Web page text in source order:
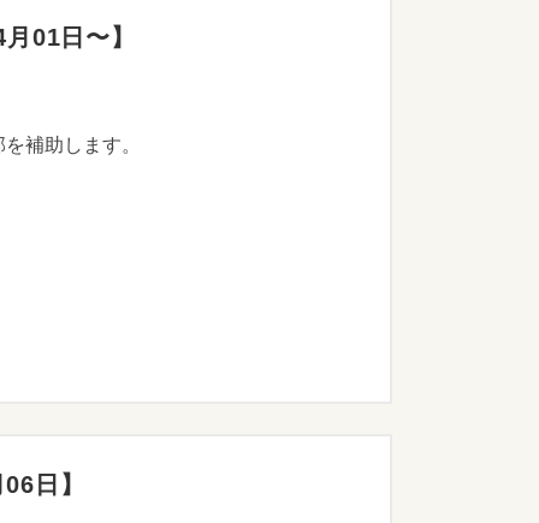
01日〜】
補助します。
日】